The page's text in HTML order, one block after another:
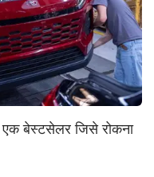
बेस्टसेलर जिसे रोकना